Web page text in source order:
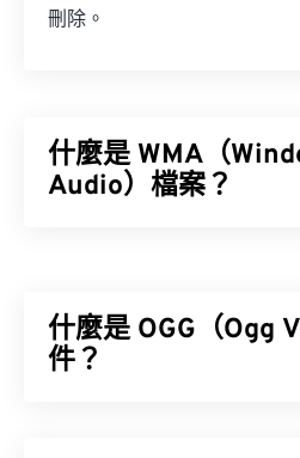
刪除。
什麼是 WMA（
Audio）檔案？
來，WMA 不斷發展，推出了
Pro 、
什麼是 OGG（Ogg
件？